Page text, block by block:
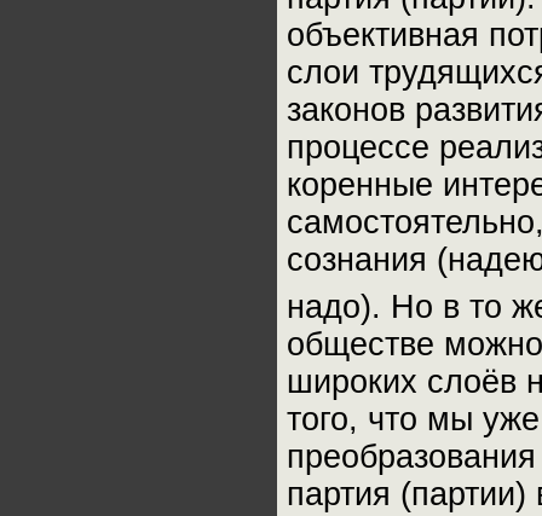
объективная
слои
законов
процессе
коренные
сознания
надо). Но в то
обществе
широких слоёв
того, что мы
партия